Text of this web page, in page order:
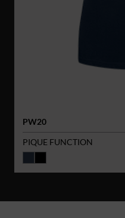
PW20
PIQUE FUNCTION